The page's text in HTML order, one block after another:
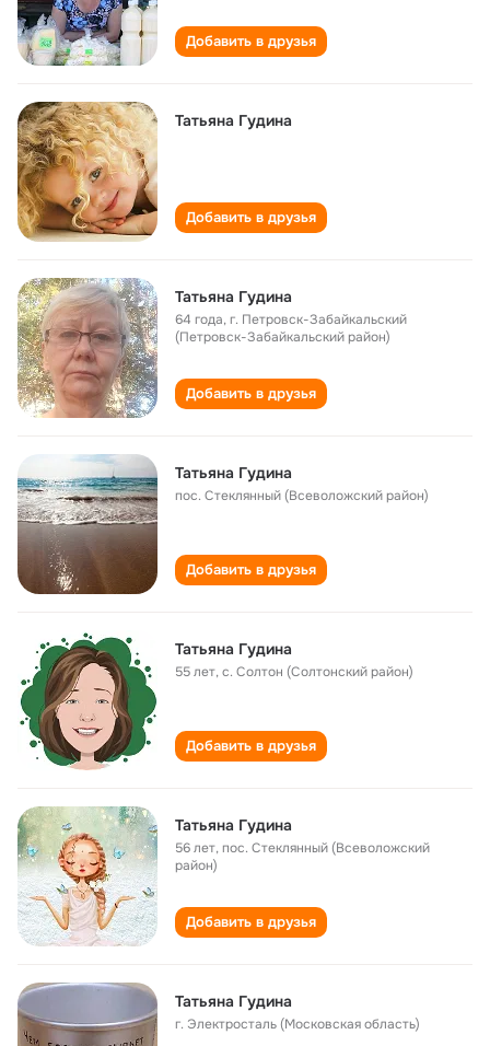
Добавить в друзья
Татьяна Гудина
Добавить в друзья
Татьяна Гудина
64 года,г. Петровск-Забайкальский
(Петровск-Забайкальский район)
Добавить в друзья
Татьяна Гудина
пос. Стеклянный (Всеволожский район)
Добавить в друзья
Татьяна Гудина
55 лет,с. Солтон (Солтонский район)
Добавить в друзья
Татьяна Гудина
56 лет,пос. Стеклянный (Всеволожский
район)
Добавить в друзья
Татьяна Гудина
г. Электросталь (Московская область)